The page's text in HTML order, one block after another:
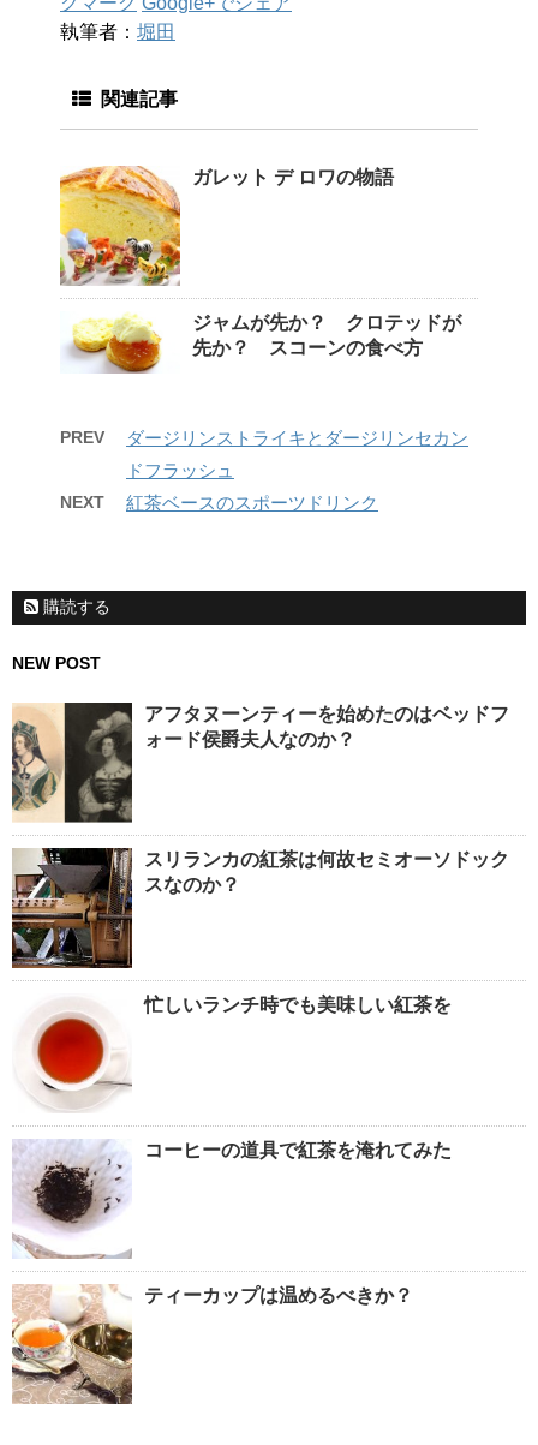
執筆者： 堀田
関連記事
ガレット デ ロワの物語
ジャムが先か？ クロテッドが
先か？ スコーンの食べ方
PREV
ダージリンストライキとダージリンセカン
ドフラッシュ
NEXT 紅茶ベースのスポーツドリンク
購読する
NEW POST
アフタヌーンティーを始めたのはベッドフ
ォード侯爵夫人なのか？
スリランカの紅茶は何故セミオーソドック
スなのか？
忙しいランチ時でも美味しい紅茶を
コーヒーの道具で紅茶を淹れてみた
ティーカップは温めるべきか？